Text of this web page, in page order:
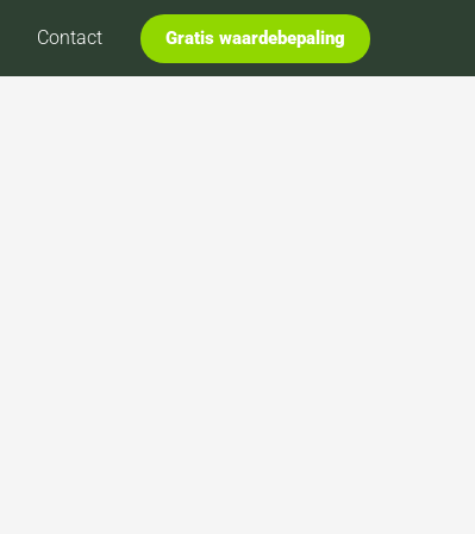
Contact Gratis waardebepaling